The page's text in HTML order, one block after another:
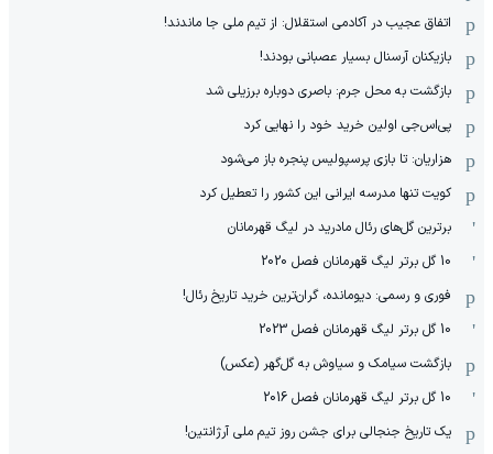
اتفاق عجیب در آکادمی استقلال: از تیم ملی جا ماندند!
بازیکنان آرسنال بسیار عصبانی بودند!
بازگشت به محل جرم: باصری دوباره برزیلی شد
پی‌اس‌جی اولین خرید خود را نهایی کرد
هزاریان: تا بازی پرسپولیس پنجره باز می‌شود
کویت تنها مدرسه ایرانی این کشور را تعطیل کرد
برترین گل‌های رئال مادرید در لیگ قهرمانان
10 گل برتر لیگ قهرمانان فصل 2020
فوری و رسمی: دیومانده، گران‌ترین خرید تاریخ رئال!
10 گل برتر لیگ قهرمانان فصل 2023
بازگشت سیامک و سیاوش به گل‌گهر (عکس)
10 گل برتر لیگ قهرمانان فصل 2016
یک تاریخ جنجالی برای جشن روز تیم ملی آرژانتین!